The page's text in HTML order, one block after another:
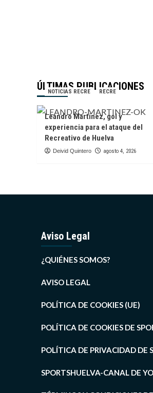
ÚLTIMAS PUBLICACIONES
NOTICIAS RECRE RECRE
Leandro Martínez, gol y
experiencia para el ataque del
Recreativo de Huelva
Deivid Quintero agosto 4, 2026
Aviso Legal
¿QUIÉNES SOMOS?
AVISO LEGAL
POLÍTICA DE COOKIES (UE)
POLÍTICA DE COOKIES DE
POLÍTICA DE PRIVACIDAD DE
SPORTSHUELVA-CANAL DE